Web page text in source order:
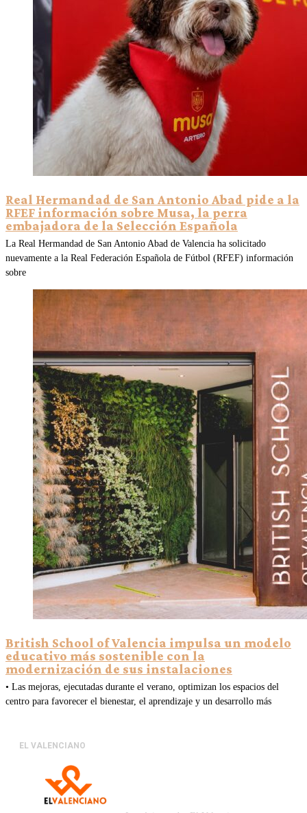
Real Hermandad de San Antonio Abad pide a la
RFEF información sobre Musa, la perra
embajadora de la Selección Española
La Real Hermandad de San Antonio Abad de Valencia ha solicitado
nuevamente a la Real Federación Española de Fútbol (RFEF) información
sobre
British School of Valencia impulsa un modelo
educativo más sostenible con la
modernización de sus instalaciones
• Las mejoras, ejecutadas durante el verano, optimizan los espacios del
centro para favorecer el bienestar, el aprendizaje y un desarrollo más
EL VALENCIANO